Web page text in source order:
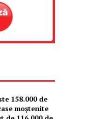
158.000 de
moștenite